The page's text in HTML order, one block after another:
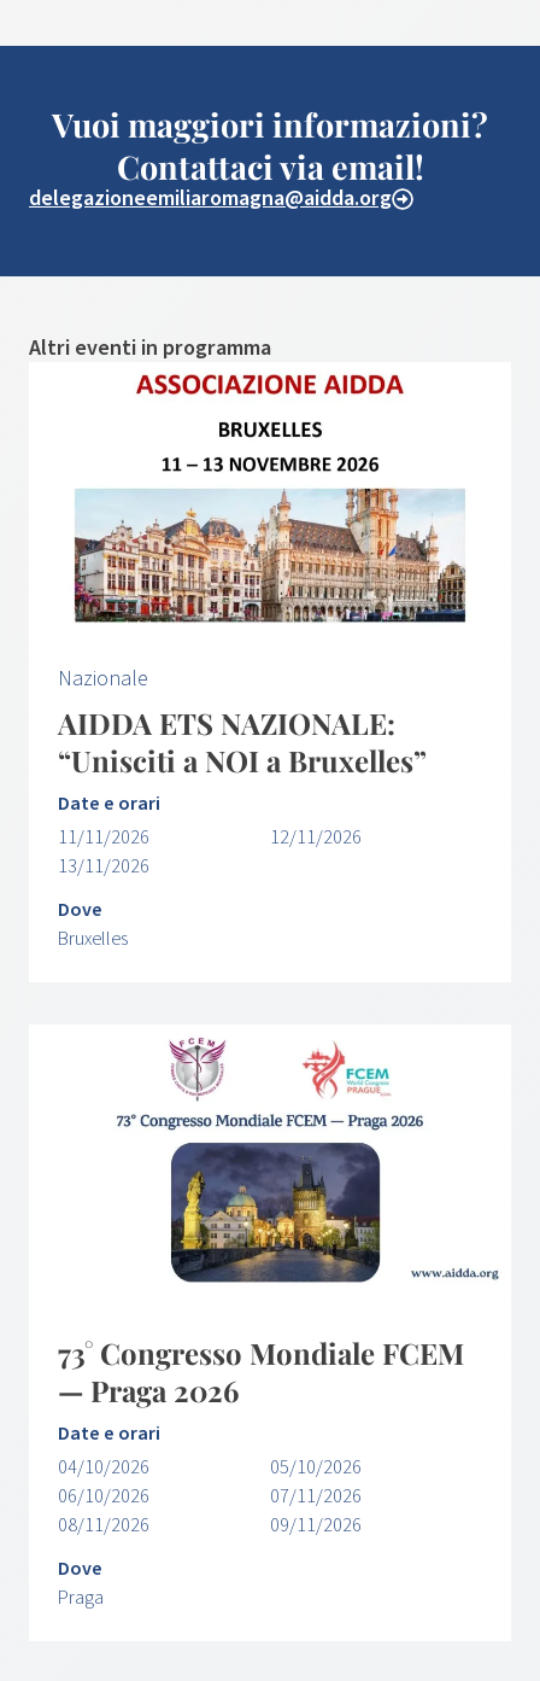
Vuoi maggiori informazioni?
Contattaci via email!
delegazioneemiliaromagna@aidda.org
Altri eventi in programma
Nazionale
AIDDA ETS NAZIONALE:
“Unisciti a NOI a Bruxelles”
Date e orari
11/11/2026
12/11/2026
13/11/2026
Dove
Bruxelles
73° Congresso Mondiale FCEM
— Praga 2026
Date e orari
04/10/2026
05/10/2026
06/10/2026
07/11/2026
08/11/2026
09/11/2026
Dove
Praga